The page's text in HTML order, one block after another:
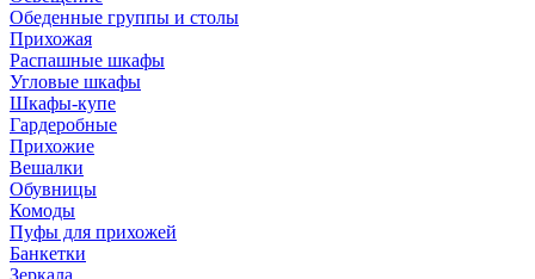
Обеденные группы и столы
Прихожая
Распашные шкафы
Угловые шкафы
Шкафы-купе
Гардеробные
Прихожие
Вешалки
Обувницы
Комоды
Пуфы для прихожей
Банкетки
Зеркала